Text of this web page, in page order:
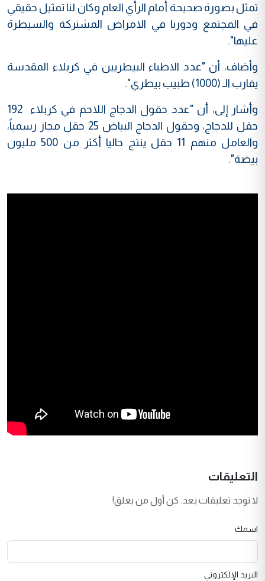
تمثل بصورة صحيحة أمام الرأي العام وكان لنا تمثيل حقيقي
في المجتمع ودورنا في الامراض المشتركة والسيطرة
عليها".
وأضاف، أن "عدد الاطباء البيطريين في كربلاء المقدسة
يقارب الـ (1000) طبيب بيطري".
وأشار إلى، أن "عدد حقول الدجاج اللاحم في كربلاء 192
حقل للدجاج، وحقول الدجاج البياض 25 حقل مجاز رسمياً،
والعامل منهم 11 حقل ينتج حاليا أكثر من 500 مليون
بيضة".
التعليقات
لا توجد تعليقات بعد. كن أول من يعلق!
اسمك
البريد الإلكتروني